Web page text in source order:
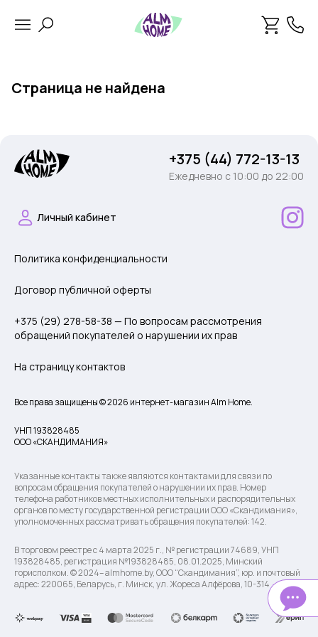
Страница не найдена
+375 (44) 772-13-13
Ежедневно c 10:00 до 22:00
Личный кабинет
Политика конфиденциальности
Договор публичной оферты
+375 (29) 278-58-38 — По вопросам рассмотрения
обращений покупателей о нарушении их прав
На страницу контактов
Все права защищены © 2026 интернет-магазин Alm Home.
УНП 193828485
ООО «СКАНДИМАНИЯ»
Указанные контакты также являются контактами для связи по
вопросам обращения покупателей о нарушении их прав. Номер
телефона работников местных исполнительных и распорядительных
органов по месту государственной регистрации ООО «Скандимания»,
уполномоченных рассматривать обращения покупателей: 142.
В торговом реестре с 4 марта 2025 г., № регистрации 74689, УНП
193828485, регистрация №193828485, 08.01.2025, Минский
горисполком. © 2024– almhome.by, ООО “Скандимания”, юр. и почтовый
адрес: 220065, Беларусь, г. Минск, ул. Жореса Алфёрова, 10-314